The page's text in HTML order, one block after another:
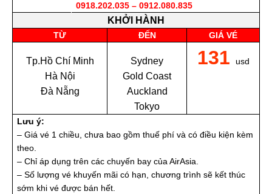
0918.202.035 – 0912.080.835
KHỞI HÀNH
TỪ ĐẾN GIÁ VÉ
Tp.Hồ Chí Minh
Hà Nội
Đà Nẵng
Sydney
Gold Coast
Auckland
Tokyo
131 usd
Lưu ý:
– Giá vé 1 chiều, chưa bao gồm thuế phí và có điều kiện kèm
theo.
– Chỉ áp dụng trên các chuyến bay của AirAsia.
– Số lượng vé khuyến mãi có hạn, chương trình sẽ kết thúc
sớm khi vé được bán hết.